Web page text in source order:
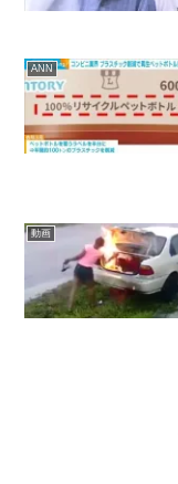
ANN
動画